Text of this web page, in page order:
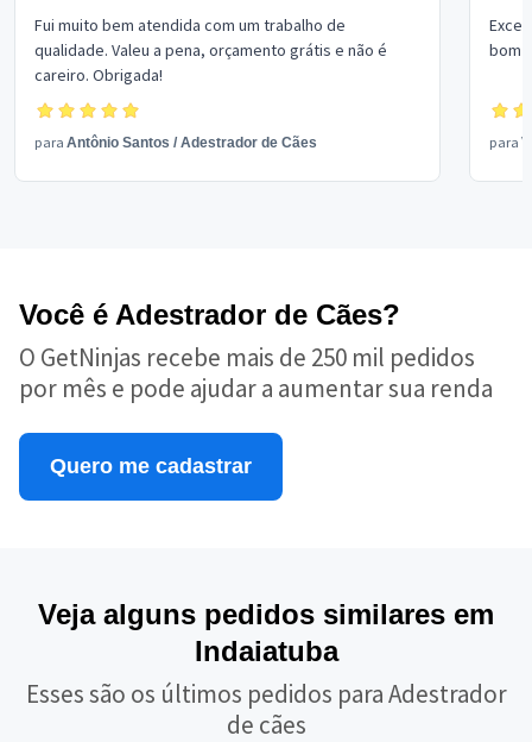
Fui muito bem atendida com um trabalho de
qualidade. Valeu a pena, orçamento grátis e não é
careiro. Obrigada!
para Antônio Santos / Adestrador de Cães
bom
para
Você é Adestrador de Cães?
O GetNinjas recebe mais de 250 mil pedidos
por mês e pode ajudar a aumentar sua renda
Quero me cadastrar
Veja alguns pedidos similares em
Indaiatuba
Esses são os últimos pedidos para Adestrador
de cães